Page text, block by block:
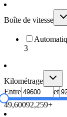
Boîte de vitesse
3
Kilométrage
Entre
et
49,60092,259+